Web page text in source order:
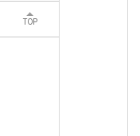
TOP